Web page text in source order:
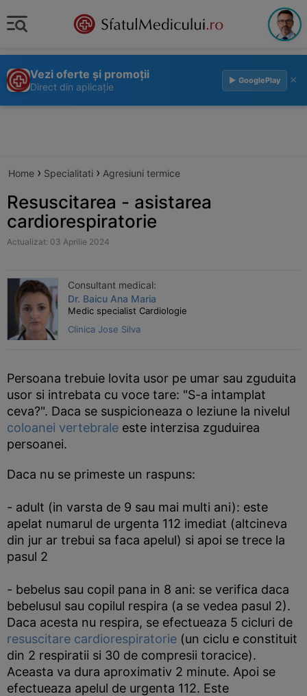
Vezi oferte și promoții
Direct din aplicație
▶ GooglePlay ×
Home › Specialitati › Agresiuni termice
Resuscitarea - asistarea
cardiorespiratorie
Actualizat: 03 Aprilie 2024
Consultant medical:
Dr. Baicu Ana Maria
Medic specialist Cardiologie
Clinica Jose Silva
Persoana trebuie lovita usor pe umar sau zguduita
usor si intrebata cu voce tare: "S-a intamplat
ceva?". Daca se suspicioneaza o leziune la nivelul
coloanei vertebrale este interzisa zguduirea
persoanei.
Daca nu se primeste un raspuns:
- adult (in varsta de 9 sau mai multi ani): este
apelat numarul de urgenta 112 imediat (altcineva
din jur ar trebui sa faca apelul) si apoi se trece la
pasul 2
- bebelus sau copil pana in 8 ani: se verifica daca
bebelusul sau copilul respira (a se vedea pasul 2).
Daca acesta nu respira, se efectueaza 5 cicluri de
resuscitare cardiorespiratorie (un ciclu e constituit
din 2 respiratii si 30 de compresii toracice).
Aceasta va dura aproximativ 2 minute. Apoi se
efectueaza apelul de urgenta 112. Este